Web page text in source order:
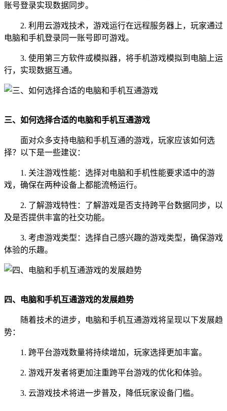
账号登录实现数据同步。
2. 利用云游戏技术，游戏运行在远程服务器上，玩家通过
电脑和手机登录同一账号即可游戏。
3. 使用第三方软件或模拟器，将手机游戏模拟到电脑上运
行，实现数据互通。
三、如何选择合适的电脑和手机互通游戏
面对众多支持电脑和手机互通的游戏，玩家应该如何选
择？以下是一些建议：
1. 关注游戏性能：选择对电脑和手机性能要求适中的游
戏，确保在两种设备上都能流畅运行。
2. 了解游戏特性：了解游戏是否支持跨平台数据同步，以
及是否提供丰富的社交功能。
3. 考虑游戏类型：选择自己感兴趣的游戏类型，确保游戏
体验的乐趣。
四、电脑和手机互通游戏的发展趋势
随着技术的进步，电脑和手机互通游戏将呈现以下发展趋
势：
1. 跨平台游戏数量将持续增加，玩家选择更加丰富。
2. 游戏开发者将更加注重跨平台游戏的优化和体验。
3. 云游戏技术将进一步普及，降低玩家设备门槛。